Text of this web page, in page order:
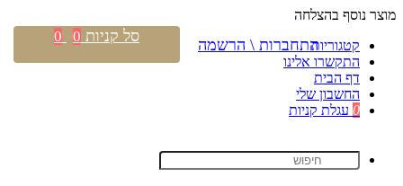
מוצר נוסף בהצלחה
קטגוריות
התקשרו אלינו
דף הבית
החשבון שלי
0 עגלת קניות
התחברות \ הרשמה סל קניות 0
0